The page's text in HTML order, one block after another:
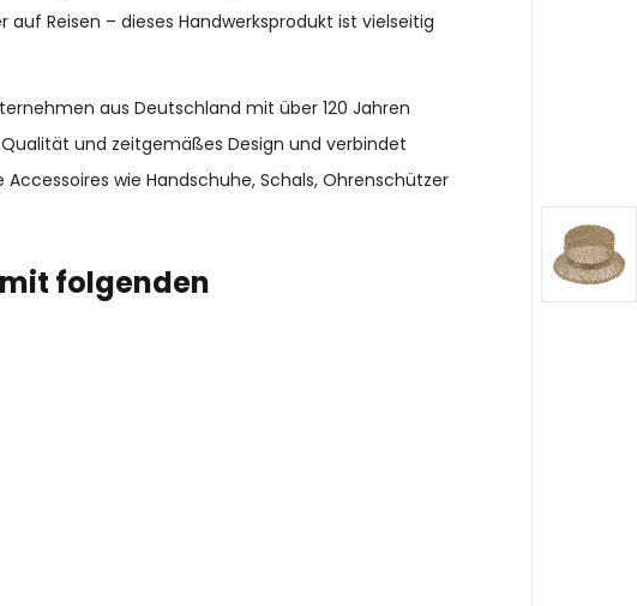
Reisen – dieses Handwerksprodukt ist vielseitig
aus Deutschland mit über 120 Jahren
und zeitgemäßes Design und verbindet
wie Handschuhe, Schals, Ohrenschützer
folgenden